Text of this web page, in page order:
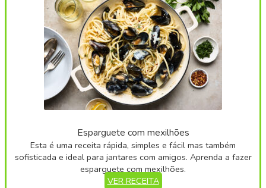
Esparguete com mexilhões
Esta é uma receita rápida, simples e fácil mas também
sofisticada e ideal para jantares com amigos. Aprenda a fazer
esparguete com mexilhões.
VER RECEITA